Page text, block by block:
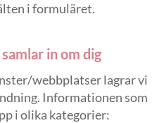
i formuläret.
in om dig
webbplatser lagrar vi
Informationen som
i olika kategorier: